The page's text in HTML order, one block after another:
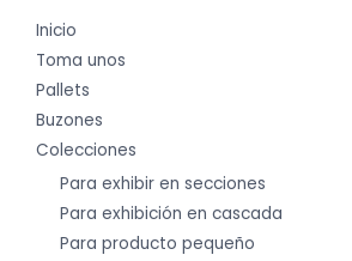
Inicio
Toma unos
Pallets
Buzones
Colecciones
Para exhibir en secciones
Para exhibición en cascada
Para producto pequeño